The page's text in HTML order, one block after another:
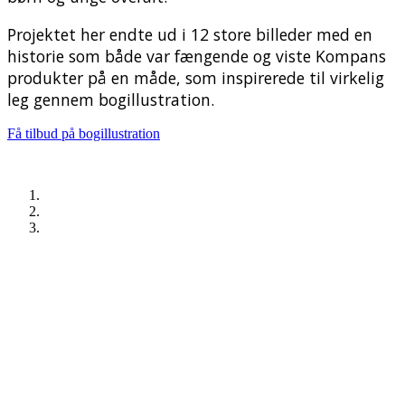
Projektet her endte ud i 12 store billeder med en
historie som både var fængende og viste Kompans
produkter på en måde, som inspirerede til virkelig
leg gennem bogillustration.
Få tilbud på bogillustration